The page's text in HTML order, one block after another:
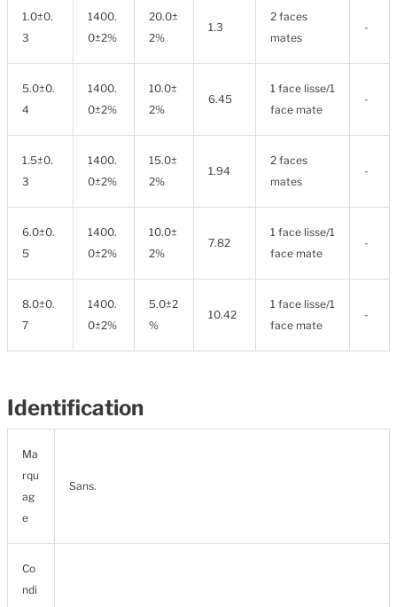
1.0±0.
3
1400.
0±2%
20.0±
2%
1.3
2 faces
mates
-
5.0±0.
4
1400.
0±2%
10.0±
2%
6.45
1 face lisse/1
face mate
-
1.5±0.
3
1400.
0±2%
15.0±
2%
1.94
2 faces
mates
-
6.0±0.
5
1400.
0±2%
10.0±
2%
7.82
1 face lisse/1
face mate
-
8.0±0.
7
1400.
0±2%
5.0±2
%
10.42
1 face lisse/1
face mate
-
Identification
Ma
rqu
ag
e
Sans.
Co
ndi